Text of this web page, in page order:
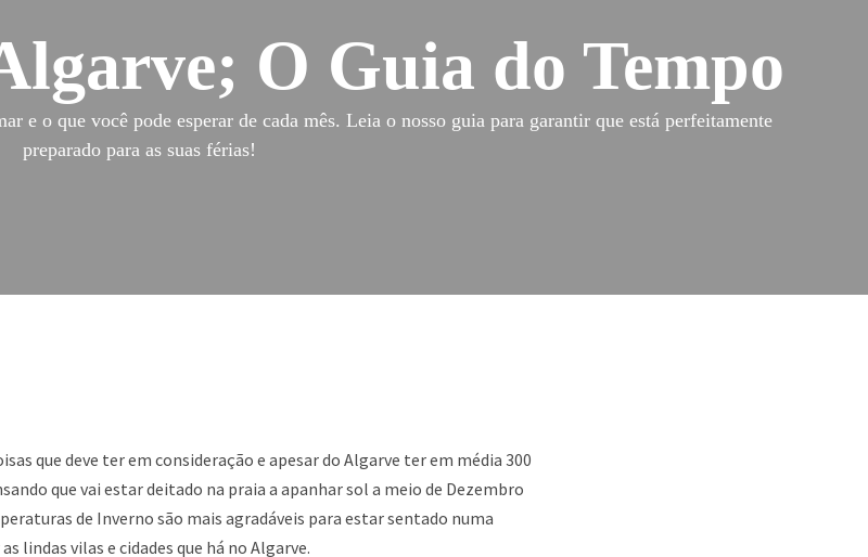
O Guia do Tempo
e o que você pode esperar de cada mês. Leia o nosso guia para garantir que está perfeitamente
preparado para as suas férias!
que deve ter em consideração e apesar do Algarve ter em média 300
que vai estar deitado na praia a apanhar sol a meio de Dezembro
de Inverno são mais agradáveis para estar sentado numa
lindas vilas e cidades que há no Algarve.